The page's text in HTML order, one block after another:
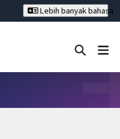
Lebih banyak bahasa